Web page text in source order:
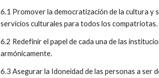
6.1 Promover la democratización de la cultura y
servicios culturales para todos los compatriotas.
6.2 Redefinir el papel de cada una de las
armónicamente.
6.3 Asegurar la Idoneidad de las personas a ser